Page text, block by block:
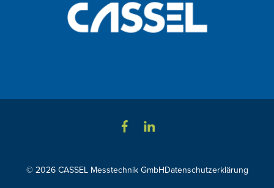
© 2026 CASSEL Messtechnik GmbHDatenschutzerklärung